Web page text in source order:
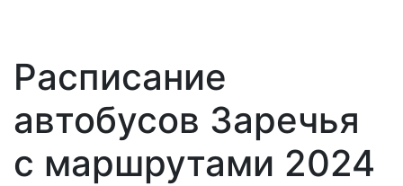
Расписание
автобусов Заречья
с маршрутами 2024